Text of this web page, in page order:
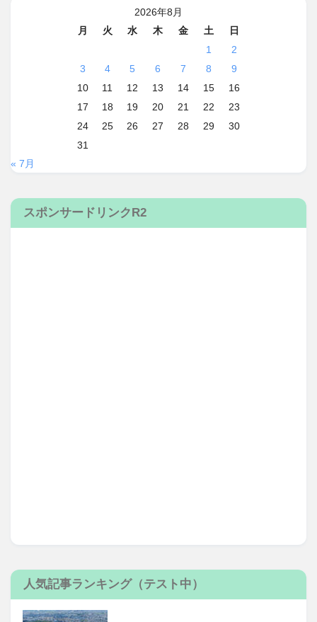
2026年8月
月
火 水 木 金 土
日
1
2
3
4 5 6 7 8
9
10
11 12 13 14 15
16
17
18 19 20 21 22
23
24
25 26 27 28 29
30
31
« 7月
スポンサードリンクR2
人気記事ランキング（テスト中）